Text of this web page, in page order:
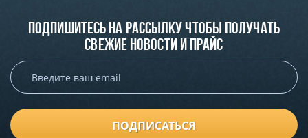
Подпишитесь на рассылку чтобы получать
свежие новости и прайс
ПОДПИСАТЬСЯ